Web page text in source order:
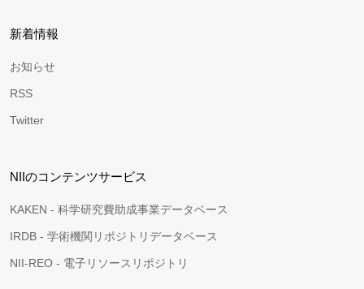
新着情報
お知らせ
RSS
Twitter
NIIのコンテンツサービス
KAKEN - 科学研究費助成事業データベース
IRDB - 学術機関リポジトリデータベース
NII-REO - 電子リソースリポジトリ